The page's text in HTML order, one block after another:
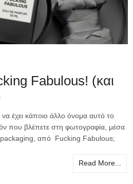
Fabulous! (και
έχει κάποιο άλλο όνομα αυτό το
που βλέπετε στη φωτογραφία, μέσα
packaging, από Fucking Fabulous;
Read More...